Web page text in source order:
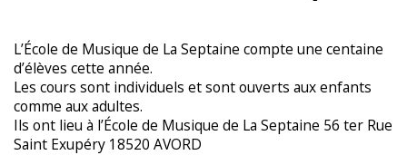
L’École de Musique de La Septaine compte une centaine
d’élèves cette année.
Les cours sont individuels et sont ouverts aux enfants
comme aux adultes.
Ils ont lieu à l’École de Musique de La Septaine 56 ter Rue
Saint Exupéry 18520 AVORD